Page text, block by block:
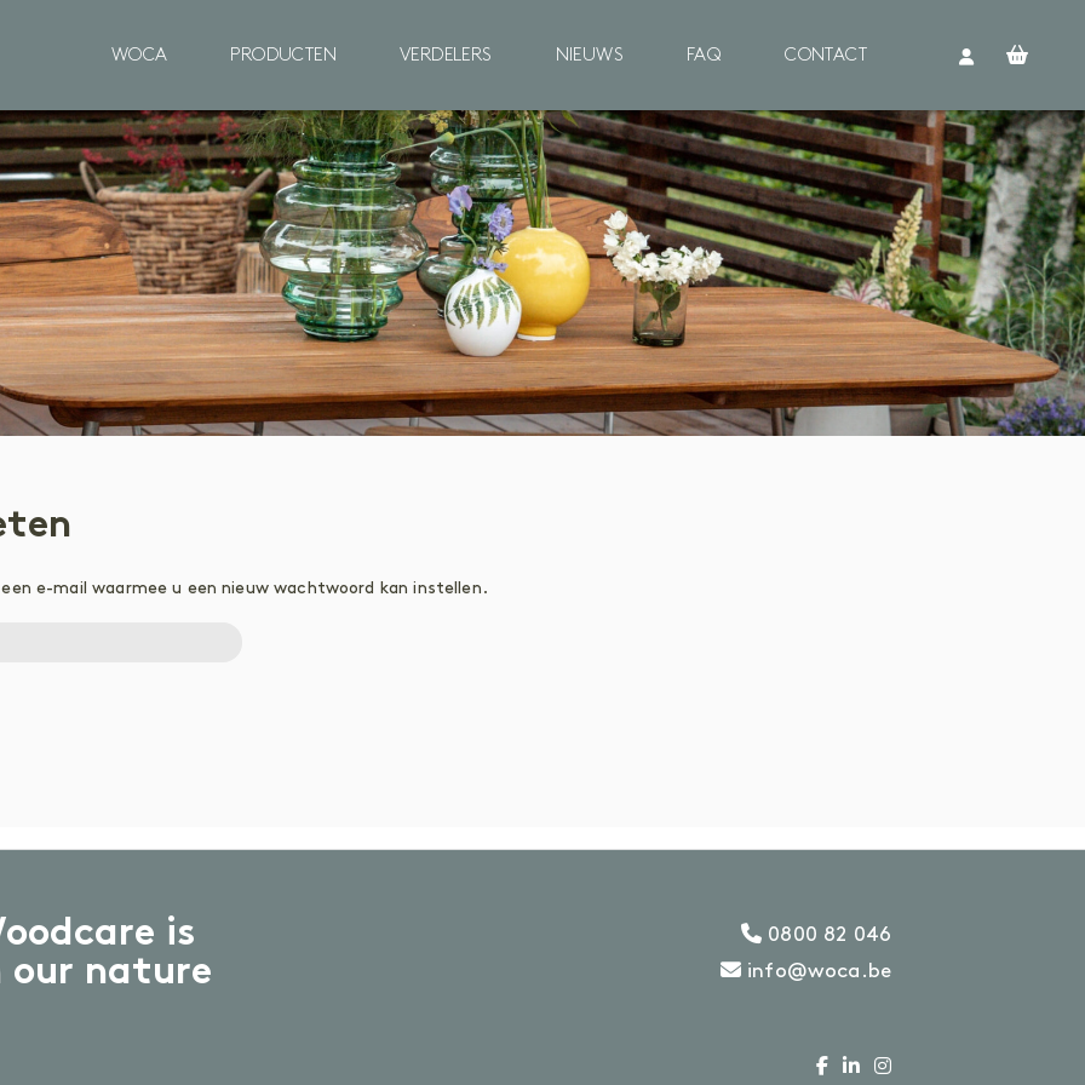
WOCA PRODUCTEN VERDELERS NIEUWS FAQ CONTACT
Binnenhout
VOORBEHANDELING
Reinigen
Voorkleuren
BEHANDELING
Olie
Lak
Zeep
Buitenhout
VOORBEHANDELING
Reinigen
Primer
BEHANDELING
Olie
Wood Shield
e-mail waarmee u een nieuw wachtwoord kan instellen.
is
our nature
0800 82 046
info@woca.be